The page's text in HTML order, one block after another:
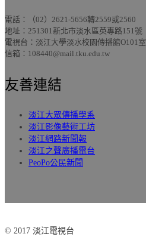
電話：（02）2621-5656轉2559或2560
地址：251301新北市淡水區英專路151號
電視台：淡江大學淡水校園傳播館O101室
信箱：108440@mail.tku.edu.tw
友善連結
淡江大眾傳播學系
淡江影像藝術工坊
淡江網路新聞報
淡江之聲廣播電台
PeoPo公民新聞
© 2017 淡江電視台